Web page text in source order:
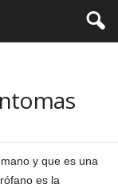
y que es una
es la